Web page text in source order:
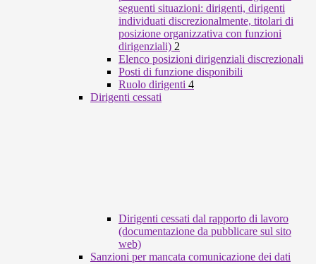
seguenti situazioni: dirigenti, dirigenti
individuati discrezionalmente, titolari di
posizione organizzativa con funzioni
dirigenziali) 2
Elenco posizioni dirigenziali discrezionali
Posti di funzione disponibili
Ruolo dirigenti 4
Dirigenti cessati
Dirigenti cessati dal rapporto di lavoro
(documentazione da pubblicare sul sito
web)
Sanzioni per mancata comunicazione dei dati